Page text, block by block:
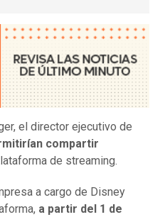
el director ejecutivo de
compartir
de streaming.
a cargo de Disney
a partir del 1 de